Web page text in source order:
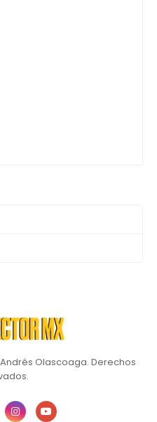
Olascoaga. Derechos